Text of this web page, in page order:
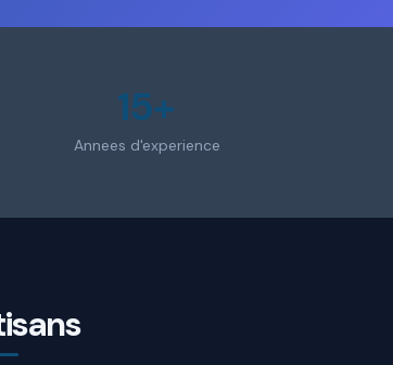
15+
Annees d'experience